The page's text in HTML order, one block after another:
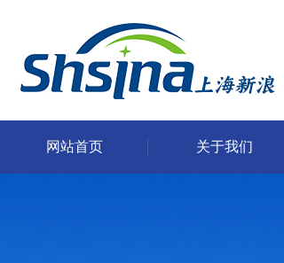
网站首页 关于我们